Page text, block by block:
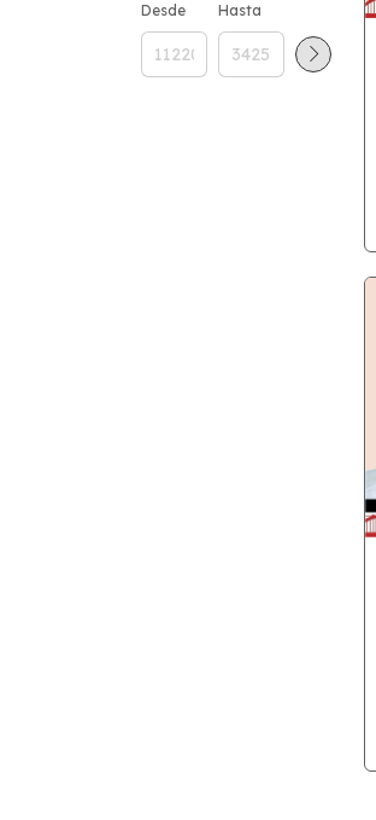
Desde Hasta